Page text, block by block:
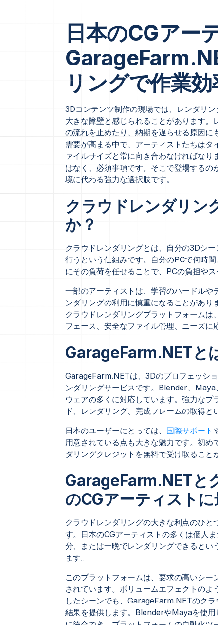
日本のCGアー
リングで作業
3Dコンテンツ制作の現場では、レンダリ
大きな障壁と感じられることがあります
の流れを止めたり、納期を遅らせる原因
需要が高まる中で、アーティストたちは
ァイルサイズと常に向き合わなければな
はなく、必須事項です。そこで登場する
境に代わる強力な選択肢です。
クラウドレンダリン
か？
クラウドレンダリングとは、自分の3Dシ
行うという仕組みです。自分のPCで何時
にその負荷を任せることで、PCの負担や
一部のアーティストは、学習のハードル
ンダリングの利用に慎重になることがあ
クラウドレンダリングプラットフォーム
フェース、安全なファイル管理、ニーズ
GarageFarm.NETと
GarageFarm.NETは、3Dのプロフェッシ
ンダリングサービスです。Blender、
ウェアの多くに対応しています。強力な
ド、レンダリング、完成フレームの取得
日本のユーザーにとっては、 国際サポート
用意されている点も大きな魅力です。初
ダリングクレジットを無料で受け取るこ
GarageFarm.NETと
のCGアーティスト
クラウドレンダリングの大きな利点のひ
す。日本のCGアーティストの多くは個人
分、または一晩でレンダリングできると
ます。
このプラットフォームは、要求の高いシ
されています。ボリュームエフェクトの
したシーンでも、GarageFarm.NETのク
結果を提供します。BlenderやMayaを使